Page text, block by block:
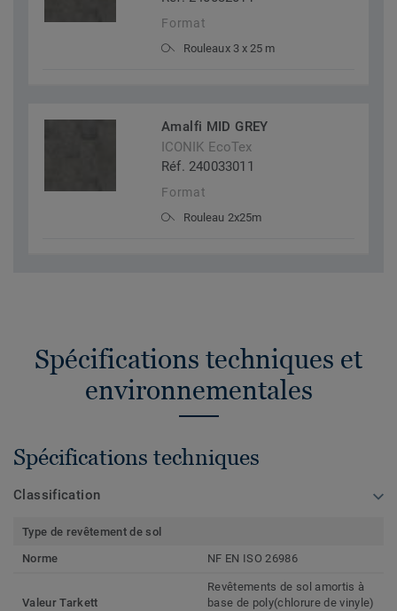
Format
Rouleaux 3 x 25 m
Amalfi MID GREY
ICONIK EcoTex
Réf. 240033011
Format
Rouleau 2x25m
Spécifications techniques et
environnementales
Spécifications techniques
Classification
Type de revêtement de sol
Norme
NF EN ISO 26986
Valeur Tarkett
Revêtements de sol amortis à
base de poly(chlorure de vinyle)